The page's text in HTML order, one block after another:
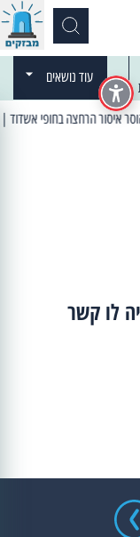
עוד נושאים
| 13:04 14/01/2025 עובדים בלילות:
לו קשר